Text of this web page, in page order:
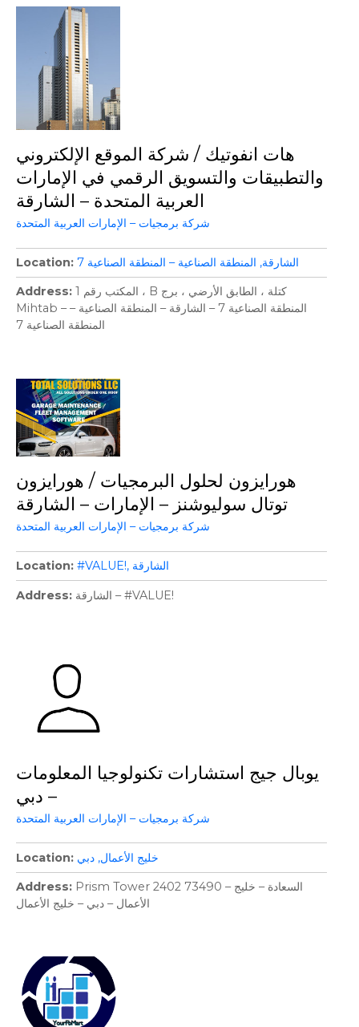
هات انفوتيك / شركة الموقع الإلكتروني
والتطبيقات والتسويق الرقمي في الإمارات
العربية المتحدة – الشارقة
شركة برمجيات – الإمارات العربية المتحدة
Location الشارقة المنطقة الصناعية – المنطقة الصناعية 7
Address المكتب رقم 1 ، B كتلة ، الطابق الأرضي ، برج
Mihtab – المنطقة الصناعية 7 – الشارقة – المنطقة الصناعية –
المنطقة الصناعية 7
هورايزون لحلول البرمجيات / هورايزون
توتال سوليوشنز – الإمارات – الشارقة
شركة برمجيات – الإمارات العربية المتحدة
Location #VALUE! الشارقة
Address الشارقة – #VALUE!
يوبال جيج استشارات تكنولوجيا المعلومات
– دبي
شركة برمجيات – الإمارات العربية المتحدة
Location خليج الأعمال دبي
Address
Prism Tower 2402 73490 – السعادة – خليج
الأعمال – دبي – خليج الأعمال